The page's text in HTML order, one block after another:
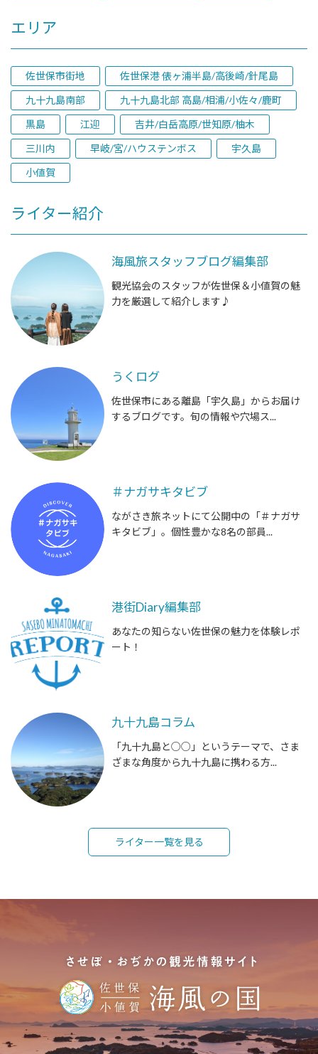
エリア
佐世保市街地
佐世保港 俵ヶ浦半島/高後崎/針尾島
九十九島南部
九十九島北部 高島/相浦/小佐々/鹿町
黒島
江迎
吉井/白岳高原/世知原/柚木
三川内
早岐/宮/ハウステンボス
宇久島
小値賀
ライター紹介
海風旅スタッフブログ編集部
観光協会のスタッフが佐世保＆小値賀の魅
力を厳選して紹介します♪
うくログ
佐世保市にある離島「宇久島」からお届け
するブログです。旬の情報や穴場ス...
＃ナガサキタビブ
ながさき旅ネットにて公開中の「＃ナガサ
キタビブ」。個性豊かな8名の部員...
港街Diary編集部
あなたの知らない佐世保の魅力を体験レポ
ート！
九十九島コラム
「九十九島と○○」というテーマで、さま
ざまな角度から九十九島に携わる方...
ライター一覧を見る